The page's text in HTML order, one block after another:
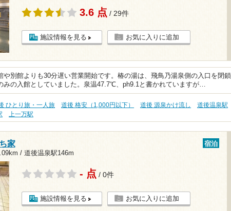
3.6 点 / 29件
施設情報を見る お気に入りに追加
や別館よりも30分遅い営業開始です。椿の湯は、飛鳥乃湯泉側の入口を閉鎖
みの入館としていました。泉温47.7℃、ph9.1と書かれていますが…
ひとり旅・一人旅 道後 格安（1,000円以下） 道後 源泉かけ流し
道後温泉駅
上一万駅
家
/ 道後温泉駅146m
宿泊
- 点 / 0件
施設情報を見る お気に入りに追加